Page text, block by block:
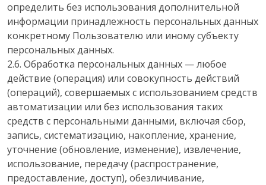
определить без использования дополнительной
информации принадлежность персональных данных
конкретному Пользователю или иному субъекту
персональных данных.
2.6. Обработка персональных данных — любое
действие (операция) или совокупность действий
(операций), совершаемых с использованием средств
автоматизации или без использования таких
средств с персональными данными, включая сбор,
запись, систематизацию, накопление, хранение,
уточнение (обновление, изменение), извлечение,
использование, передачу (распространение,
предоставление, доступ), обезличивание,